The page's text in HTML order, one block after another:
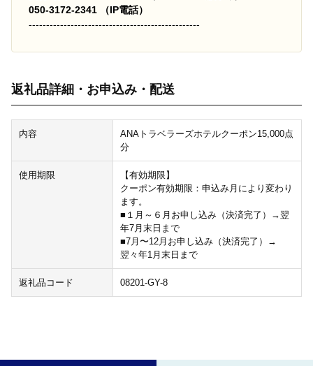
050-3172-2341 （IP電話）
-------------------------------------------------
返礼品詳細・お申込み・配送
内容
ANAトラベラーズホテルクーポン15,000点
分
使用期限
【有効期限】
クーポン有効期限：申込み月により変わり
ます。
■１月～６月お申し込み（決済完了）→翌
年7月末日まで
■7月〜12月お申し込み（決済完了）→
翌々年1月末日まで
返礼品コード 08201-GY-8